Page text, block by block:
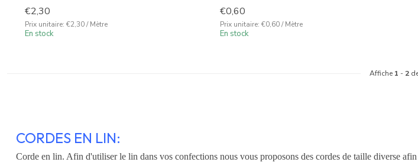
€2,30
Prix unitaire: €2,30 / Mètre
En stock
€0,60
Prix unitaire: €0,60 / Mètre
En stock
Affiche 1 - 2
CORDES EN LIN:
Corde en lin. Afin d'utiliser le lin dans vos confections nous vous proposons des cordes de taille diverse